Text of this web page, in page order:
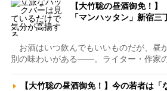
【大竹聡の昼酒御免！】
「マンハッタン」新宿
お酒はいつ飲んでもいいものだが、昼
別の味わいがある――。ライター・作家
【大竹聡の昼酒御免！】今の若者は